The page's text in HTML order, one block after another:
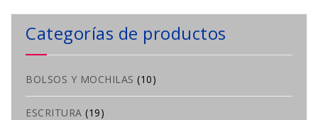
Categorías de productos
BOLSOS Y MOCHILAS (10)
ESCRITURA (19)